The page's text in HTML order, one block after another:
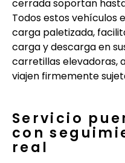
cerrada soportan
Todos estos vehículos
carga paletizada,
carga y descarga en
carretillas elevadoras,
viajen firmemente
Servicio
con
real